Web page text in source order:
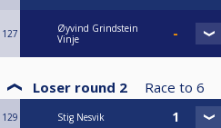
127
Øyvind Grindstein
Vinje
Loser round 2 Race to 6
129 Stig Nesvik